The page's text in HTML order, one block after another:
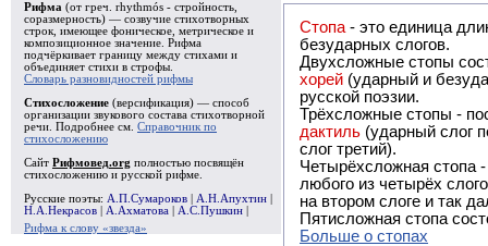
Рифма (от греч. rhythmós - стройность,
соразмерность) — созвучие стихотворных
строк, имеющее фоническое, метрическое и
композиционное значение. Рифма
подчёркивает границу между стихами и
объединяет стихи в строфы
Словарь разновидностей рифмы
Стихосложение (версификация) — способ
организации звукового состава стихотворной
речи. Подробнее см. Справочник по
стихосложению
Сайт Рифмовед.org полностью посвящён
стихосложению и русской рифме.
Русские поэты: А.П.Сумароков А.Н.Апухтин
Н.А.Некрасов
А.Ахматова А.С.Пушкин
Рифма к слову «звезда»
Стопа - это единица
безударных слогов.
Двухсложные стопы
хорей (ударный и
русской поэзии.
Трёхсложные стопы -
дактиль (ударный слог
слог третий).
Четырёхсложная стопа
любого из четырёх
на втором слоге и так
Пятисложная стопа
Больше о стопах